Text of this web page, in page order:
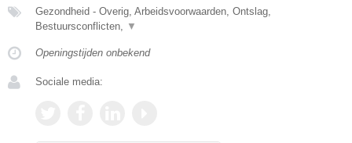
Gezondheid - Overig, Arbeidsvoorwaarden, Ontslag,
Bestuursconflicten, ▼
Openingstijden onbekend
Sociale media: